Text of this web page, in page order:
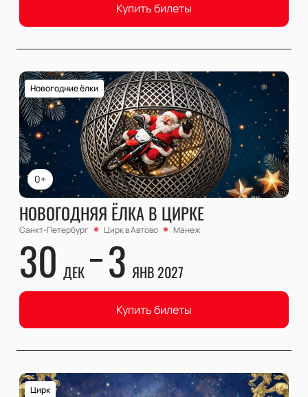
Купить билеты
0+
Новогодние ёлки
НОВОГОДНЯЯ ЁЛКА В ЦИРКЕ
Санкт-Петербург Цирк в Автово Манеж
30 ДЕК 3 ЯНВ 2027
Купить билеты
Цирк